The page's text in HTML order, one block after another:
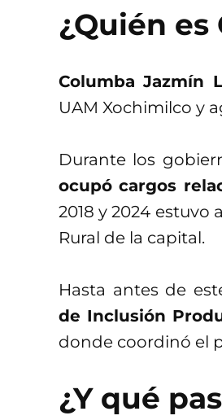
¿Quién es
Columba Jazmín
UAM Xochimilco y
Durante los
ocupó cargos
2018 y 2024 estuvo
Rural de la capital.
Hasta antes de
de Inclusión
donde coordinó el
¿Y qué